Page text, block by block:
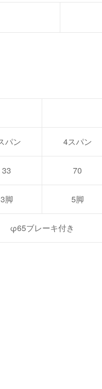
パン 4スパン
33 70
3脚 5脚
φ65ブレーキ付き